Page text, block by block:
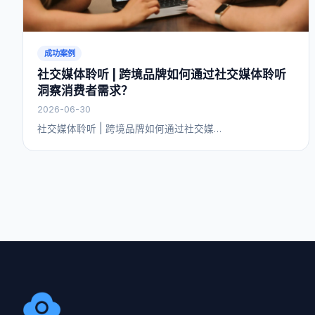
成功案例
社交媒体聆听 | 跨境品牌如何通过社交媒体聆听
洞察消费者需求？
2026-06-30
社交媒体聆听 | 跨境品牌如何通过社交媒…